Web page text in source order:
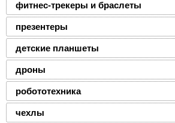
фитнес-трекеры и браслеты
презентеры
детские планшеты
дроны
робототехника
чехлы